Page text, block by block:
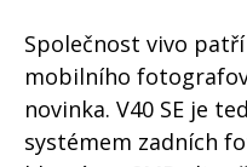
Společnost vivo
mobilního
novinka. V40 SE je
systémem zadních